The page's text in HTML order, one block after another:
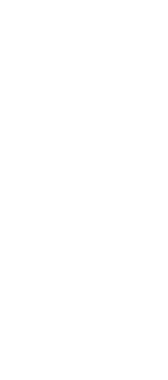
розетки
розетки